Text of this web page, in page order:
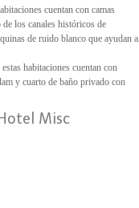
cuentan con camas
los canales históricos de
de ruido blanco que ayudan a
estas habitaciones cuentan con
y cuarto de baño privado con
Misc